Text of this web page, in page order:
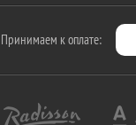
Принимаем к оплате: